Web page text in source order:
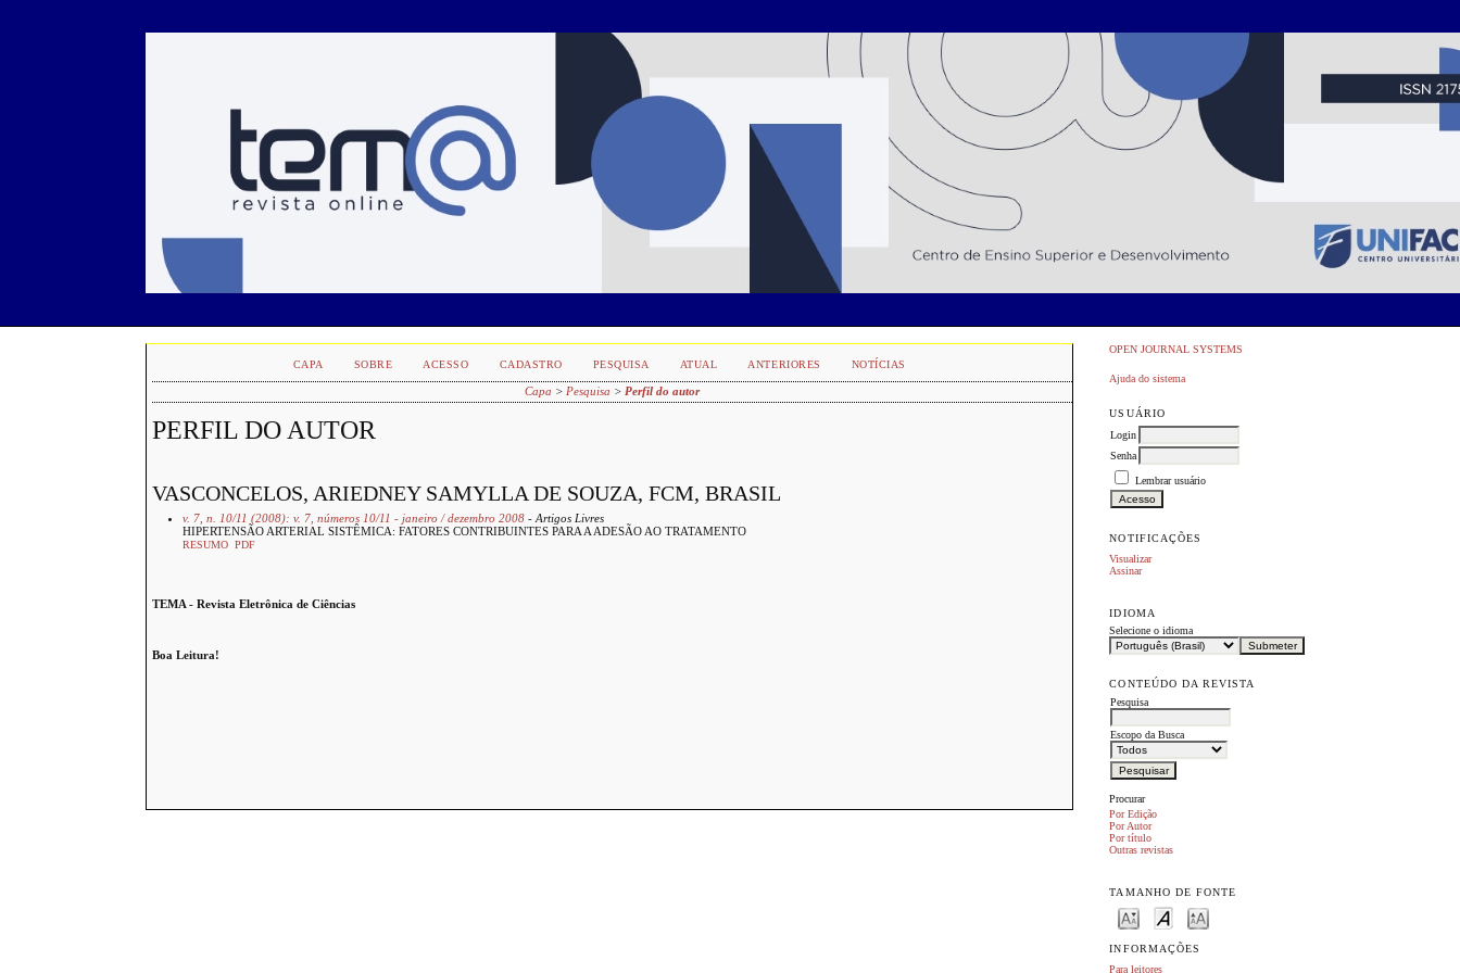
OPEN JOURNAL SYSTEMS
Ajuda do sistema
USUÁRIO
Login
Senha
Lembrar usuário
NOTIFICAÇÕES
Visualizar
Assinar
IDIOMA
Selecione o idioma
CONTEÚDO DA REVISTA
Pesquisa
Escopo da Busca
Procurar
Por Edição
Por Autor
Por título
Outras revistas
TAMANHO DE FONTE
INFORMAÇÕES
Para leitores
CAPA SOBRE ACESSO CADASTRO PESQUISA ATUAL ANTERIORES NOTÍCIAS
Capa > Pesquisa > Perfil do autor
PERFIL DO AUTOR
VASCONCELOS, ARIEDNEY SAMYLLA DE SOUZA, FCM, BRASIL
v. 7, n. 10/11 (2008): v. 7, números 10/11 - janeiro / dezembro 2008 - Artigos Livres
HIPERTENSÃO ARTERIAL SISTÊMICA: FATORES CONTRIBUINTES PARA A ADESÃO AO TRATAMENTO
RESUMO PDF
TEMA - Revista Eletrônica de Ciências
Boa Leitura!